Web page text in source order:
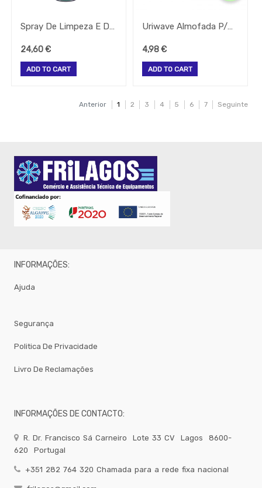
Spray De Limpeza E Desinf. Ar Cond 250Ml Berner
24,60€
ADD TO CART
Uriwave Almofada P/Urinol Verde-Melão C/Desinfectante
4,98€
ADD TO CART
Anterior 1 2 3 4 5 6 7 Seguinte
INFORMAÇÕES:
Ajuda
Segurança
Politica De Privacidade
Livro De Reclamações
INFORMAÇÕES DE CONTACTO:
R. Dr. Francisco Sá Carneiro Lote 33 CV Lagos
8600-
620
Portugal
+351 282 764 320 Chamada para a rede fixa nacional